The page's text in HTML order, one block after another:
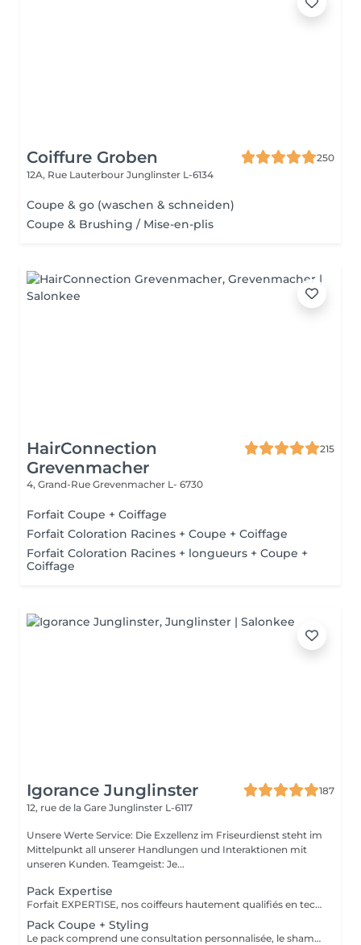
Coiffure Groben
250
12A, Rue Lauterbour Junglinster L-6134
Coupe & go (waschen & schneiden)
Coupe & Brushing / Mise-en-plis
HairConnection
Grevenmacher
215
4, Grand-Rue Grevenmacher L- 6730
Forfait Coupe + Coiffage
Forfait Coloration Racines + Coupe + Coiffage
Forfait Coloration Racines + longueurs + Coupe +
Coiffage
Igorance Junglinster
187
12, rue de la Gare Junglinster L-6117
Unsere Werte Service: Die Exzellenz im Friseurdienst steht im
Mittelpunkt all unserer Handlungen und Interaktionen mit
unseren Kunden. Teamgeist: Je...
Pack Expertise
Forfait EXPERTISE, nos coiffeurs hautement qualifiés en technique anglo-saxonne, en formation continu et diplômés d’une académie anglaise à Paris. Vous offre une séance d’une heure avec votre coach en suivi beauté. Ce pack inclus : 1 h de prestation Un diagnostique personnalisé Shampoing spécifique Haircare Conditioner spécifique Produit de coiffage Coupe Styling Produit de finition
Pack Coupe + Styling
Le pack comprend une consultation personnalisée, le shampooing et le conditionneur spécifiques REDKEN , la coupe IGORANCE (finitions sur cheveux secs) , le séchage et les produits de styling REDKEN * Tarifs à titre indicatifs à confirmer après la consultation personnalisée établit auprès de votre coiffeur/stylist/spécialiste * La direction se réserve le droit d’apporter des modifications pour le bon fonctionnement du salon